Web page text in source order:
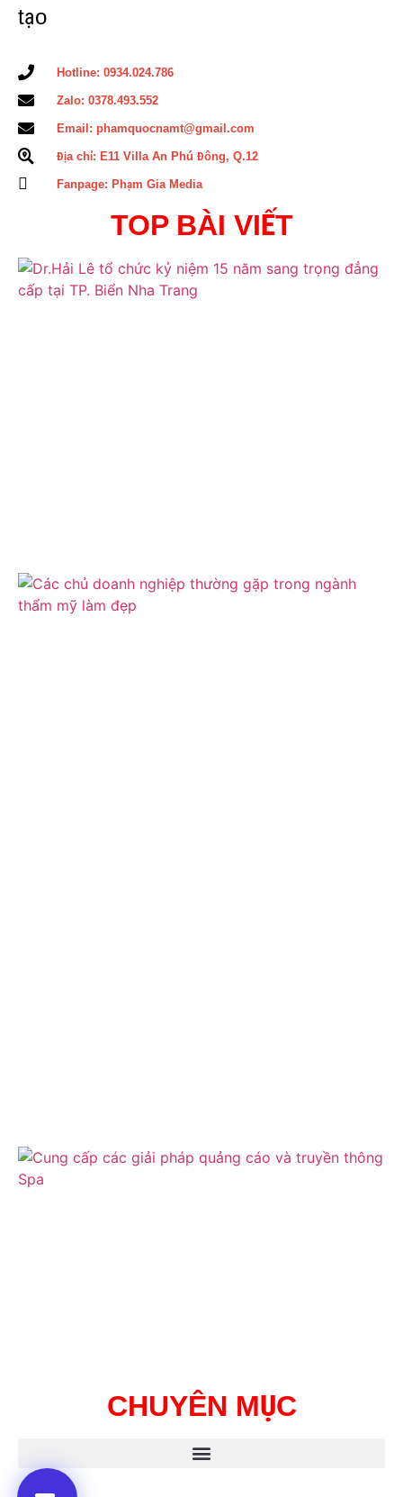
tạo
Hotline: 0934.024.786
Zalo: 0378.493.552
Email: phamquocnamt@gmail.com
Địa chỉ: E11 Villa An Phú Đông, Q.12
Fanpage: Phạm Gia Media
TOP BÀI VIẾT
CHUYÊN MỤC